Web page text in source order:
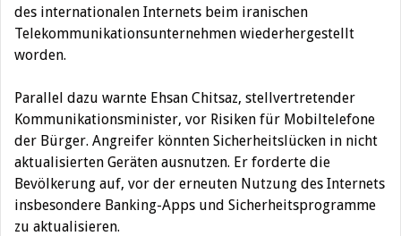
des internationalen Internets beim iranischen
Telekommunikationsunternehmen wiederhergestellt
worden.
Parallel dazu warnte Ehsan Chitsaz, stellvertretender
Kommunikationsminister, vor Risiken für Mobiltelefone
der Bürger. Angreifer könnten Sicherheitslücken in nicht
aktualisierten Geräten ausnutzen. Er forderte die
Bevölkerung auf, vor der erneuten Nutzung des Internets
insbesondere Banking-Apps und Sicherheitsprogramme
zu aktualisieren.